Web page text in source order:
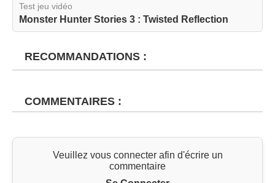
Test jeu vidéo
Monster Hunter Stories 3 : Twisted Reflection
RECOMMANDATIONS :
COMMENTAIRES :
Veuillez vous connecter afin d'écrire un
commentaire